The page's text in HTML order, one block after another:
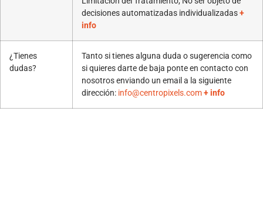
decisiones automatizadas individualizadas+
info
¿Tienes
dudas?
Tanto si tienes alguna duda o sugerencia como
si quieres darte de baja ponte en contacto con
nosotros enviando un email a la siguiente
dirección: info@centropixels.com+ info